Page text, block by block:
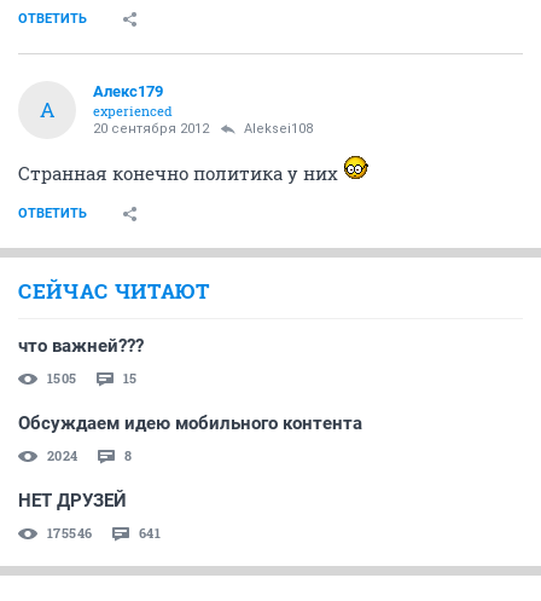
ОТВЕТИТЬ
А
Алекс179
experienced
20 сентября 2012 Aleksei108
Странная конечно политика у них
ОТВЕТИТЬ
СЕЙЧАС ЧИТАЮТ
что важней???
1505 15
Обсуждаем идею мобильного контента
2024 8
НЕТ ДРУЗЕЙ
175546 641